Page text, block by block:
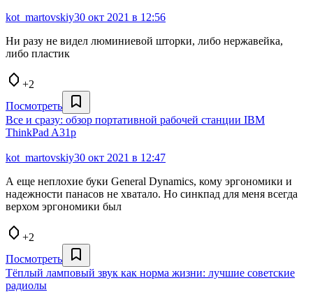
kot_martovskiy30 окт 2021 в 12:56
Ни разу не видел люминиевой шторки, либо нержавейка,
либо пластик
+2
Посмотреть
Все и сразу: обзор портативной рабочей станции IBM
ThinkPad A31p
kot_martovskiy30 окт 2021 в 12:47
А еще неплохие буки General Dynamics, кому эргономики и
надежности панасов не хватало. Но синкпад для меня всегда
верхом эргономики был
+2
Посмотреть
Тёплый ламповый звук как норма жизни: лучшие советские
радиолы